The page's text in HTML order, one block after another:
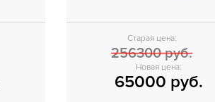
Старая цена:
256300 руб.
Новая цена:
65000 руб.